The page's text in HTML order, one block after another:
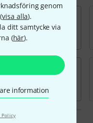
genom
visa alla).
ditt samtycke via
(här).
information
Policy